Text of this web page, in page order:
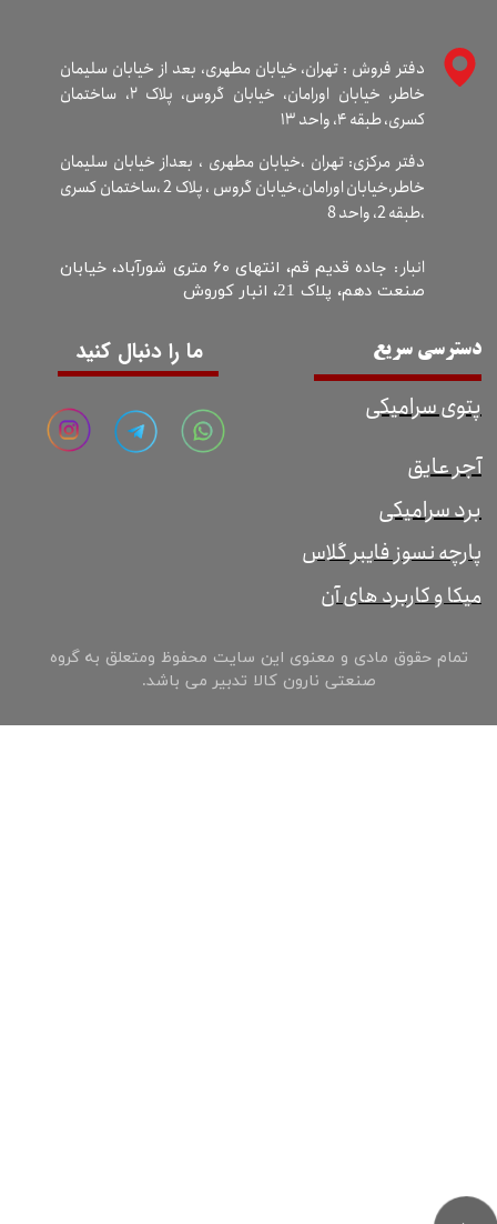
تمام حقوق مادی و معنوی این سایت محفوظ ومتعلق به گروه
صنعتی نارون کالا تدبیر می باشد.
دفتر فروش : تهران، خیابان مطهری، بعد از خیابان سلیمان
خاطر، خیابان اورامان، خیابان گروس، پلاک ۲، ساختمان
کسری، طبقه ۴، واحد ۱۳
انبار :
جاده قدیم قم، انتهای ۶۰ متری شورآباد، خیابان
صنعت دهم، پلاک 21، انبار کوروش
دسترسی سریع
پتوی سرامیکی
آجر عایق
برد سرامیکی
پارچه نسوز فایبر گلاس
میکا و کاربرد های آن
ما را دنبال کنید
دفتر مرکزی: تهران ،خیابان مطهری ، بعداز خیابان سلیمان
خاطر،خیابان اورامان،خیابان گروس ، پلاک 2 ،ساختمان کسری
،طبقه 2، واحد 8